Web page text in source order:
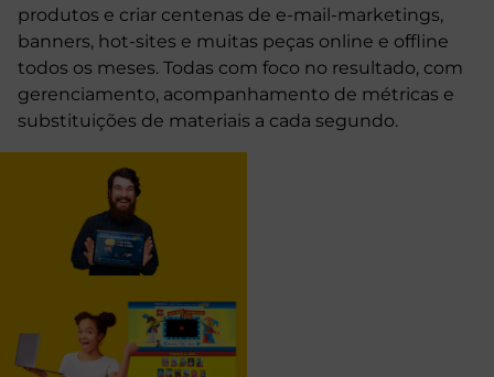
produtos e criar centenas de e-mail-marketings,
banners, hot-sites e muitas peças online e offline
todos os meses. Todas com foco no resultado, com
gerenciamento, acompanhamento de métricas e
substituições de materiais a cada segundo.